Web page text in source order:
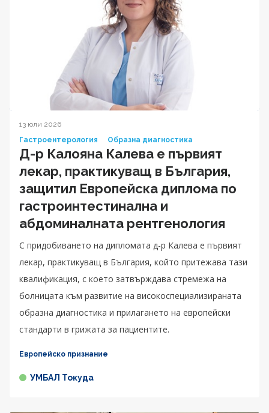
13 юли 2026
Гастроентерология
Образна диагностика
Д-р Калояна Калева е първият
лекар, практикуващ в България,
защитил Европейска диплома по
гастроинтестинална и
абдоминалната рентгенология
С придобиването на дипломата д-р Калева е първият
лекар, практикуващ в България, който притежава тази
квалификация, с което затвърждава стремежа на
болницата към развитие на високоспециализираната
образна диагностика и прилагането на европейски
стандарти в грижата за пациентите.
Европейско признание
УМБАЛ Токуда